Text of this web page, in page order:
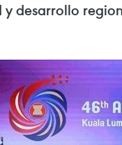
y desarrollo